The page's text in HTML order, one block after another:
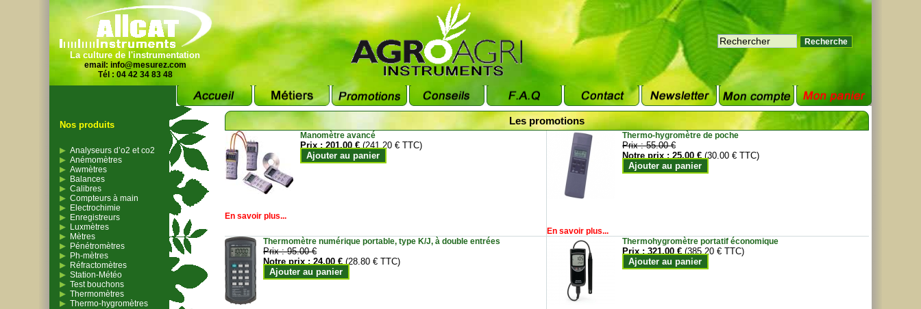
La culture de l'instrumentation
email: info@mesurez.com
Tél : 04 42 34 83 48
Nos produits
Analyseurs d’o2 et co2
Anémomètres
Awmètres
Balances
Calibres
Compteurs à main
Electrochimie
Enregistreurs
Luxmètres
Mètres
Pénétromètres
Ph-mètres
Réfractomètres
Station-Météo
Test bouchons
Thermomètres
Thermo-hygromètres
Les promotions
Manomètre avancé
Prix :201.00 € (241.20 € TTC)
Ajouter au panier
En savoir plus...
Thermo-hygromètre de poche
Prix :55.00 €
Notre prix :25.00 € (30.00 € TTC)
Ajouter au panier
En savoir plus...
Thermomètre numérique portable, type K/J, à double entrées
Prix :95.00 €
Notre prix :24.00 € (28.80 € TTC)
Ajouter au panier
Thermohygromètre portatif économique
Prix :321.00 € (385.20 € TTC)
Ajouter au panier